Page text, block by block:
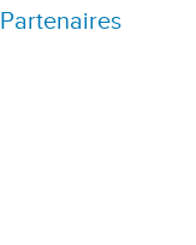
Partenaires